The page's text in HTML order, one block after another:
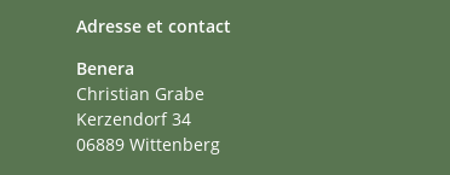
Adresse et contact
Benera
Christian Grabe
Kerzendorf 34
06889 Wittenberg